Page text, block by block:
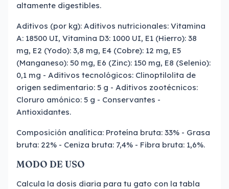
altamente digestibles.
Aditivos (por kg): Aditivos nutricionales: Vitamina
A: 18500 UI, Vitamina D3: 1000 UI, E1 (Hierro): 38
mg, E2 (Yodo): 3,8 mg, E4 (Cobre): 12 mg, E5
(Manganeso): 50 mg, E6 (Zinc): 150 mg, E8 (Selenio):
0,1 mg - Aditivos tecnológicos: Clinoptilolita de
origen sedimentario: 5 g - Aditivos zootécnicos:
Cloruro amónico: 5 g - Conservantes -
Antioxidantes.
Composición analítica: Proteína bruta: 33% - Grasa
bruta: 22% - Ceniza bruta: 7,4% - Fibra bruta: 1,6%.
MODO DE USO
Calcula la dosis diaria para tu gato con la tabla